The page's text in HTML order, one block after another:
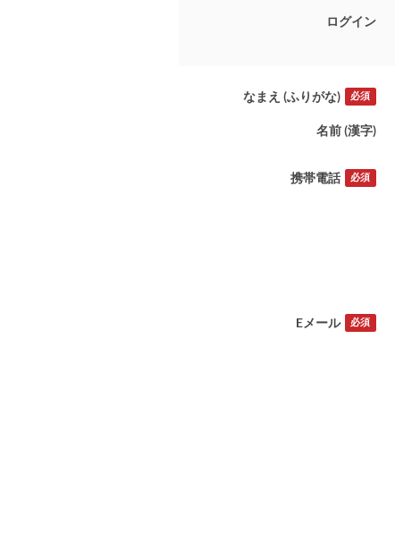
ログイン
なまえ (ふりがな) 必須
名前 (漢字)
携帯電話 必須
Eメール 必須